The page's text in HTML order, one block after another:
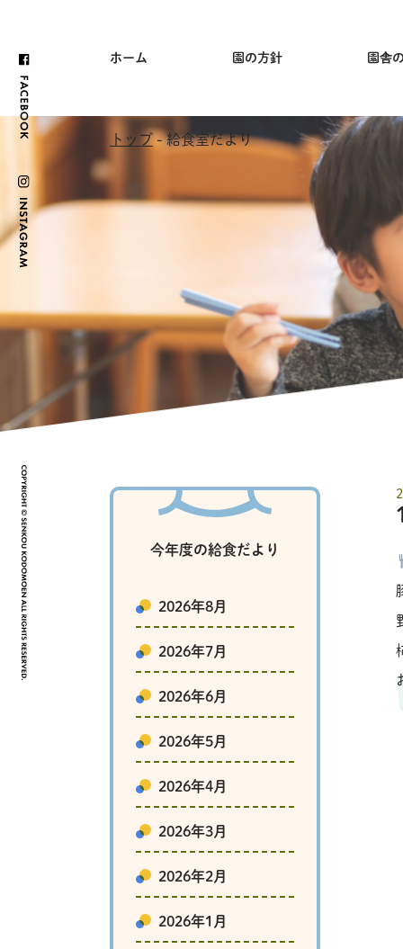
ホーム 園の方針 園舎
トップ- 給食室だより
今年度の給食だより
2026年8月
2026年7月
2026年6月
2026年5月
2026年4月
2026年3月
2026年2月
2026年1月